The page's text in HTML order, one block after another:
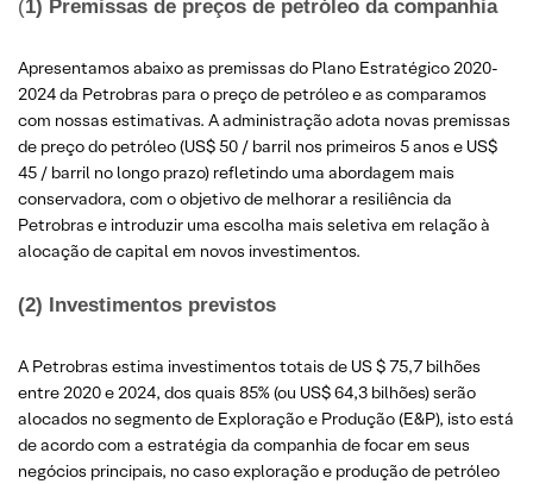
(1) Premissas de preços de petróleo da companhia
Apresentamos abaixo as premissas do Plano Estratégico 2020-
2024 da Petrobras para o preço de petróleo e as comparamos
com nossas estimativas. A administração adota novas premissas
de preço do petróleo (US$ 50 / barril nos primeiros 5 anos e US$
45 / barril no longo prazo) refletindo uma abordagem mais
conservadora, com o objetivo de melhorar a resiliência da
Petrobras e introduzir uma escolha mais seletiva em relação à
alocação de capital em novos investimentos.
(2) Investimentos previstos
A Petrobras estima investimentos totais de US $ 75,7 bilhões
entre 2020 e 2024, dos quais 85% (ou US$ 64,3 bilhões) serão
alocados no segmento de Exploração e Produção (E&P), isto está
de acordo com a estratégia da companhia de focar em seus
negócios principais, no caso exploração e produção de petróleo